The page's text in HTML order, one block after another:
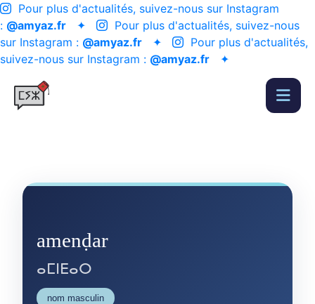
Pour plus d'actualités, suivez-nous sur Instagram
: @amyaz.fr ✦
Pour plus d'actualités, suivez-nous
sur Instagram : @amyaz.fr ✦
Pour plus d'actualités,
suivez-nous sur Instagram : @amyaz.fr ✦
amenḍar
ⴰⵎⵏⴹⴰⵔ
nom masculin